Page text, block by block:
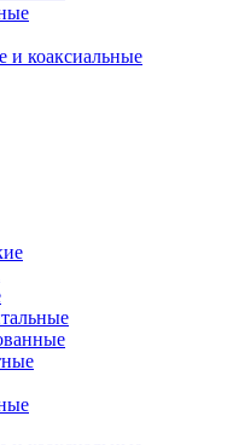
и коаксиальные